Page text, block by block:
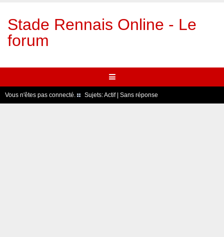
Stade Rennais Online - Le
forum
Vous n'êtes pas connecté. Sujets:Actif| Sans réponse